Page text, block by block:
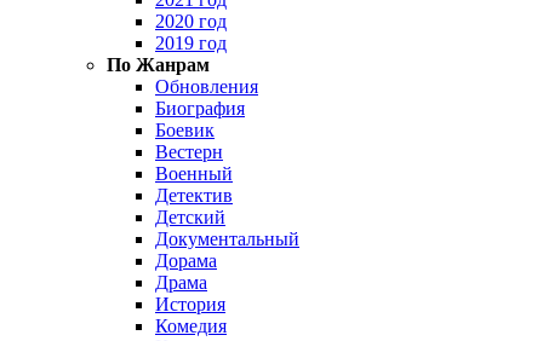
2020 год
2019 год
По Жанрам
Обновления
Биография
Боевик
Вестерн
Военный
Детектив
Детский
Документальный
Дорама
Драма
История
Комедия